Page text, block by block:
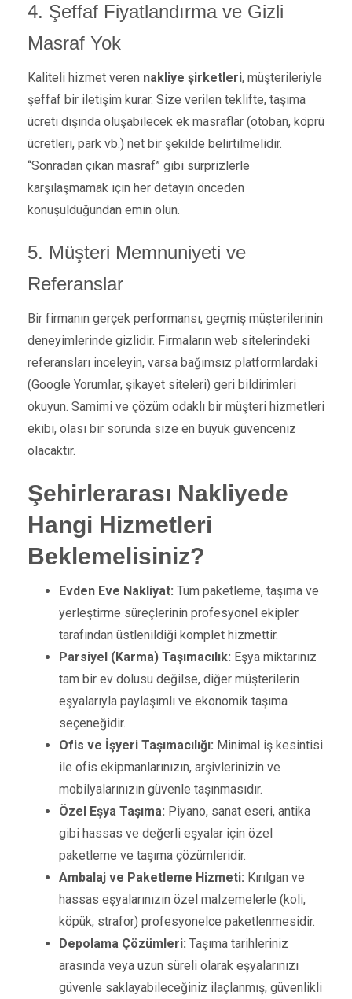
4. Şeffaf Fiyatlandırma ve Gizli
Masraf Yok
Kaliteli hizmet veren nakliye şirketleri, müşterileriyle
şeffaf bir iletişim kurar. Size verilen teklifte, taşıma
ücreti dışında oluşabilecek ek masraflar (otoban, köprü
ücretleri, park vb.) net bir şekilde belirtilmelidir.
“Sonradan çıkan masraf” gibi sürprizlerle
karşılaşmamak için her detayın önceden
konuşulduğundan emin olun.
5. Müşteri Memnuniyeti ve
Referanslar
Bir firmanın gerçek performansı, geçmiş müşterilerinin
deneyimlerinde gizlidir. Firmaların web sitelerindeki
referansları inceleyin, varsa bağımsız platformlardaki
(Google Yorumlar, şikayet siteleri) geri bildirimleri
okuyun. Samimi ve çözüm odaklı bir müşteri hizmetleri
ekibi, olası bir sorunda size en büyük güvenceniz
olacaktır.
Şehirlerarası Nakliyede
Hangi Hizmetleri
Beklemelisiniz?
Evden Eve Nakliyat: Tüm paketleme, taşıma ve
yerleştirme süreçlerinin profesyonel ekipler
tarafından üstlenildiği komplet hizmettir.
Parsiyel (Karma) Taşımacılık: Eşya miktarınız
tam bir ev dolusu değilse, diğer müşterilerin
eşyalarıyla paylaşımlı ve ekonomik taşıma
seçeneğidir.
Ofis ve İşyeri Taşımacılığı: Minimal iş kesintisi
ile ofis ekipmanlarınızın, arşivlerinizin ve
mobilyalarınızın güvenle taşınmasıdır.
Özel Eşya Taşıma: Piyano, sanat eseri, antika
gibi hassas ve değerli eşyalar için özel
paketleme ve taşıma çözümleridir.
Ambalaj ve Paketleme Hizmeti: Kırılgan ve
hassas eşyalarınızın özel malzemelerle (koli,
köpük, strafor) profesyonelce paketlenmesidir.
Depolama Çözümleri: Taşıma tarihleriniz
arasında veya uzun süreli olarak eşyalarınızı
güvenle saklayabileceğiniz ilaçlanmış, güvenlikli